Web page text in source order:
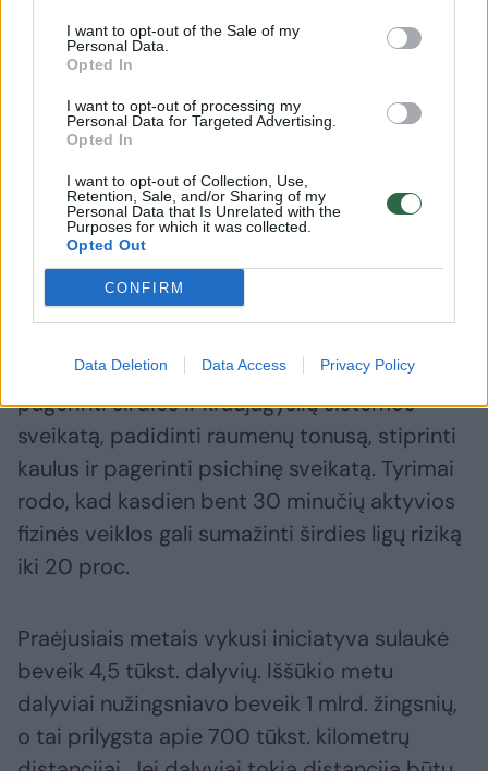
I want to opt-out of the Sale of my
Personal Data.
Opted In
I want to opt-out of processing my
Personal Data for Targeted Advertising.
Opted In
I want to opt-out of Collection, Use,
Retention, Sale, and/or Sharing of my
Personal Data that Is Unrelated with the
Purposes for which it was collected.
Opted Out
CONFIRM
Data Deletion Data Access Privacy Policy
tausoti aplinką, bet ir prisideda prie geresnės
emocinės ir fizinės būsenos. Pasaulio
sveikatos organizacija rekomenduoja per
dieną nueiti bet 10 tūkst. žingsnių. Tyrimų
rekomenduojamą žingsnių kiekį, gyvenimo
trukmė vidutiniškai gali pailgėti apie 3–5
metus.
efektyviausių trumpų fizinių veiklų, kurios gali
pagerinti širdies ir kraujagyslių sistemos
sveikatą, padidinti raumenų tonusą, stiprinti
kaulus ir pagerinti psichinę sveikatą. Tyrimai
rodo, kad kasdien bent 30 minučių aktyvios
fizinės veiklos gali sumažinti širdies ligų riziką
iki 20 proc.
Praėjusiais metais vykusi iniciatyva sulaukė
beveik 4,5 tūkst. dalyvių. Iššūkio metu
dalyviai nužingsniavo beveik 1 mlrd. žingsnių,
o tai prilygsta apie 700 tūkst. kilometrų